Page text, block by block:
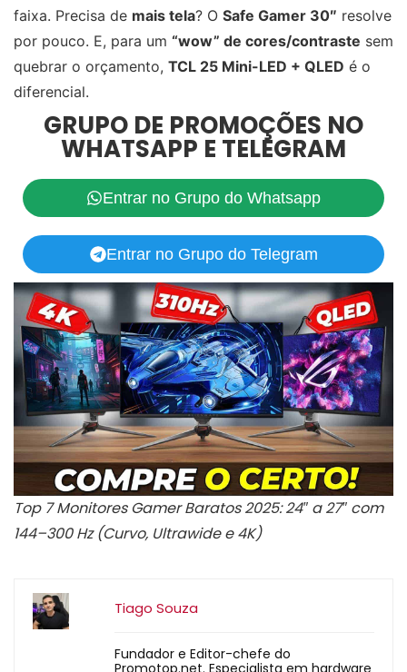
faixa. Precisa de mais tela? O Safe Gamer 30″ resolve
por pouco. E, para um “wow” de cores/contraste sem
quebrar o orçamento, TCL 25 Mini-LED + QLED é o
diferencial.
GRUPO DE PROMOÇÕES NO
WHATSAPP E TELEGRAM
Entrar no Grupo do Whatsapp
Entrar no Grupo do Telegram
Top 7 Monitores Gamer Baratos 2025: 24″ a 27″ com
144–300 Hz (Curvo, Ultrawide e 4K)
Tiago Souza
Fundador e Editor-chefe do
Promotop.net. Especialista em hardware